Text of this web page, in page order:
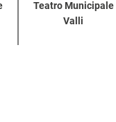
Teatro Municipale
Valli